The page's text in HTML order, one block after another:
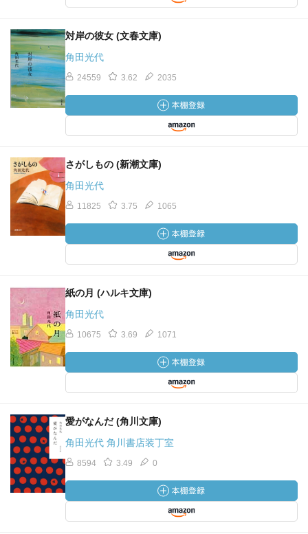
対岸の彼女 (文春文庫)
角田光代
24559 3.62 2035
さがしもの (新潮文庫)
角田光代
11825 3.75 1065
紙の月 (ハルキ文庫)
角田光代
10675 3.69 1071
愛がなんだ (角川文庫)
角田光代 角川書店装丁室
8594 3.49 0